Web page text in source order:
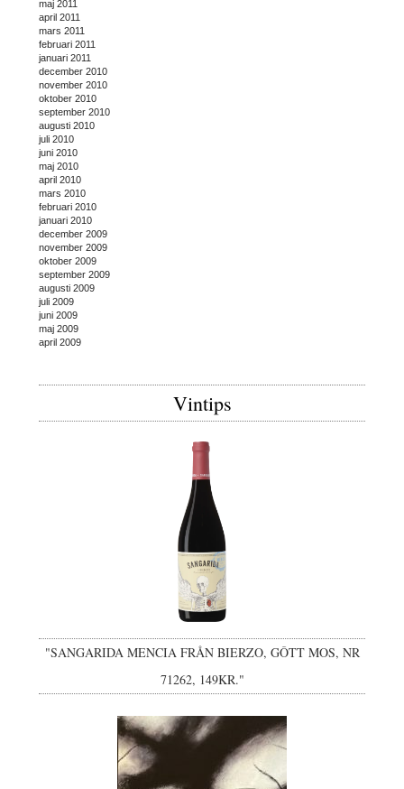
maj 2011
april 2011
mars 2011
februari 2011
januari 2011
december 2010
november 2010
oktober 2010
september 2010
augusti 2010
juli 2010
juni 2010
maj 2010
april 2010
mars 2010
februari 2010
januari 2010
december 2009
november 2009
oktober 2009
september 2009
augusti 2009
juli 2009
juni 2009
maj 2009
april 2009
Vintips
"SANGARIDA MENCIA FRÅN BIERZO, GÔTT MOS, NR
71262, 149KR."